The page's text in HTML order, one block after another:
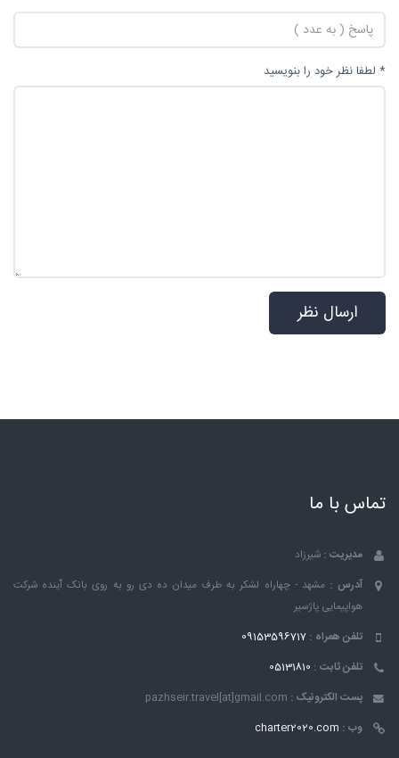
* لطفا نظر خود را بنویسید
تماس با ما
مدیریت : شیرزاد
آدرس : مشهد - چهاراه لشکر به طرف میدان ده دی رو به روی بانک ٱینده شرکت
هواپیمایی پاژسیر
تلفن همراه : 09153596717
تلفن ثابت : 05131810
پست الکترونیک : pazhseir.travel[at]gmail.com
وب : charter2020.com